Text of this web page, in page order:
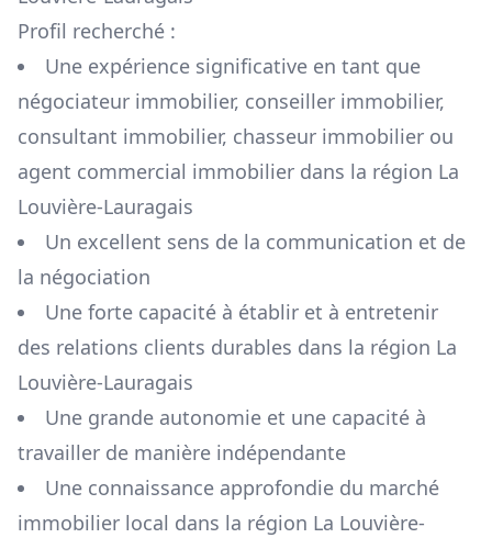
Profil recherché :
Une expérience significative en tant que
négociateur immobilier, conseiller immobilier,
consultant immobilier, chasseur immobilier ou
agent commercial immobilier dans la région La
Louvière-Lauragais
Un excellent sens de la communication et de
la négociation
Une forte capacité à établir et à entretenir
des relations clients durables dans la région La
Louvière-Lauragais
Une grande autonomie et une capacité à
travailler de manière indépendante
Une connaissance approfondie du marché
immobilier local dans la région La Louvière-